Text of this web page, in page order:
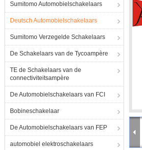
Sumitomo Automobielschakelaars
Deutsch Automobielschakelaars
Sumitomo Verzegelde Schakelaars
De Schakelaars van de Tycoampère
TE de Schakelaars van de
connectiviteitsampère
De Automobielschakelaars van FCI
Bobineschakelaar
De Automobielschakelaars van FEP
automobiel elektroschakelaars